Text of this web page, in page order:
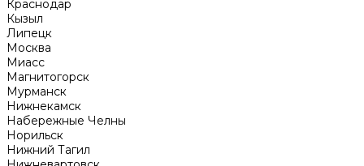
Краснодар
Кызыл
Липецк
Москва
Миасс
Магнитогорск
Мурманск
Нижнекамск
Набережные Челны
Норильск
Нижний Тагил